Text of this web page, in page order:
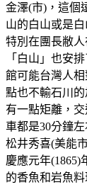
金澤(市)，這個
山的白山或是
特別在團長敝
「白山」也安
館可能台灣人
點也不輸石川
有一點矩離，
車都是30分鐘
松井秀喜(美能
慶應元年(1865)
的香魚和岩魚